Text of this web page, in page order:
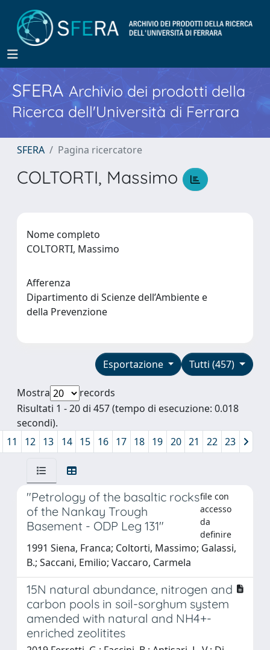
SFERA Archivio dei prodotti della
Ricerca dell'Università di Ferrara
SFERA Pagina ricercatore
COLTORTI, Massimo
Nome completo
COLTORTI, Massimo
Afferenza
Dipartimento di Scienze dell’Ambiente e
della Prevenzione
Tutti (457)
Esportazione
Mostra
records
Risultati 1 - 20 di 457 (tempo di esecuzione: 0.018
secondi).
11
12 13 14 15 16 17 18 19 20 21 22 23
"Petrology of the basaltic rocks
of the Nankay Trough
Basement - ODP Leg 131"
file con
accesso
da
definire
1991 Siena, Franca; Coltorti, Massimo; Galassi,
B.; Saccani, Emilio; Vaccaro, Carmela
15N natural abundance, nitrogen and
carbon pools in soil-sorghum system
amended with natural and NH4+-
enriched zeolitites